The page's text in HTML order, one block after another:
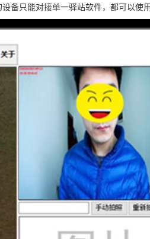
备只能对接单一驿站软件，都可以使